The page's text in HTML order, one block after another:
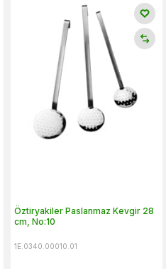
Öztiryakiler Paslanmaz Kevgir 28
cm, No:10
1E.0340.00010.01